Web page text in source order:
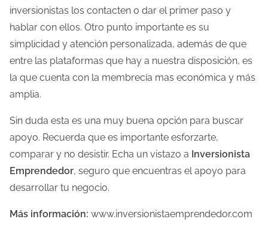
inversionistas los contacten o dar el primer paso y
hablar con ellos. Otro punto importante es su
simplicidad y atención personalizada, además de que
entre las plataformas que hay a nuestra disposición, es
la que cuenta con la membrecía mas económica y más
amplia.
Sin duda esta es una muy buena opción para buscar
apoyo. Recuerda que es importante esforzarte,
comparar y no desistir. Echa un vistazo a Inversionista
Emprendedor, seguro que encuentras el apoyo para
desarrollar tu negocio.
Más información: www.inversionistaemprendedor.com